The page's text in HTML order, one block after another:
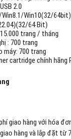
2.0
Win8.1/Win10(32/
64 Bit)
trang / tháng
: 700 trang
máy: 700 trang
cartridge chính hãng
giao hàng với hóa
hàng và lắp đặt từ